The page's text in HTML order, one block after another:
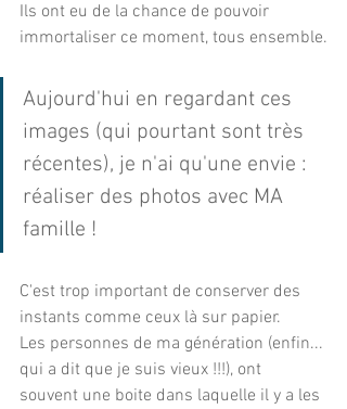
Ils ont eu de la chance de pouvoir
immortaliser ce moment, tous ensemble.
Aujourd'hui en regardant ces
images (qui pourtant sont très
récentes), je n'ai qu'une envie :
réaliser des photos avec MA
famille !
C'est trop important de conserver des
instants comme ceux là sur papier.
Les personnes de ma génération (enfin...
qui a dit que je suis vieux !!!), ont
souvent une boite dans laquelle il y a les